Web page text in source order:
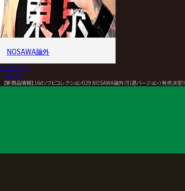
NOSAWA論外
トップページ
ニュース
【新商品情報】16dソフビコレクション029 NOSAWA論外（引退バージョン）発売決定‼